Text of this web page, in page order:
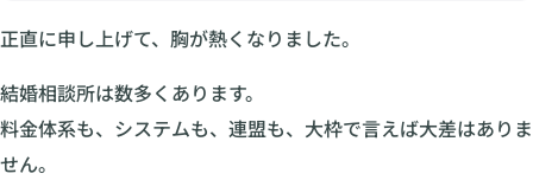
正直に申し上げて、胸が熱くなりました。
結婚相談所は数多くあります。
料金体系も、システムも、連盟も、大枠で言えば大差はありま
せん。